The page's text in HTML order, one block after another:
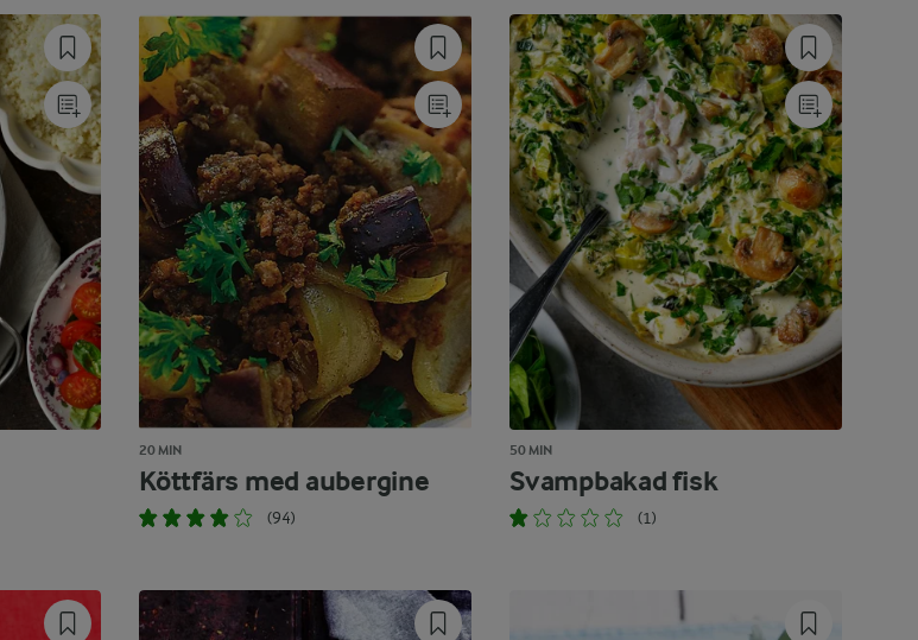
20 MIN
Köttfärs med aubergine
(94)
50 MIN
Svampbakad fisk
(1)